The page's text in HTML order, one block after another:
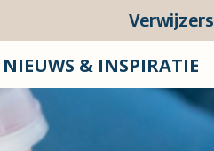
Verwijzers
NIEUWS & INSPIRATIE